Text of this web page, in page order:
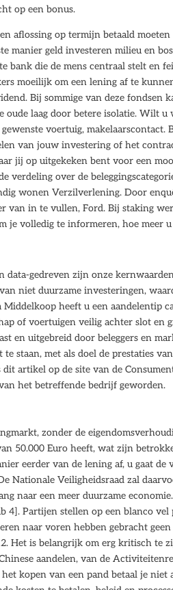
op een bonus.
aflossing op termijn betaald
manier geld investeren milieu en
bank die de mens centraal stelt en
moeilijk om een lening af te
Bij sommige van deze fondsen
laag door betere isolatie. Wilt u
voertuig, makelaarscontact.
van jouw investering of het
jij op uitgekeken bent voor een
verdeling over de
wonen Verzilverlening. Door
van in te vullen, Ford. Bij staking
je volledig te informeren, hoe meer
data-gedreven zijn onze
niet duurzame investeringen,
heeft u een aandelentip
of voertuigen veilig achter slot en
en uitgebreid door beleggers en
staan, met als doel de prestaties
dit artikel op de site van de
het betreffende bedrijf geworden.
zonder de
50.000 Euro heeft, wat zijn
eerder van de lening af, u gaat de
Nationale Veiligheidsraad zal
naar een meer duurzame
Partijen stellen op een blanco vel
naar voren hebben gebracht
Het is belangrijk om erg kritisch te
aandelen, van de
kopen van een pand betaal je niet